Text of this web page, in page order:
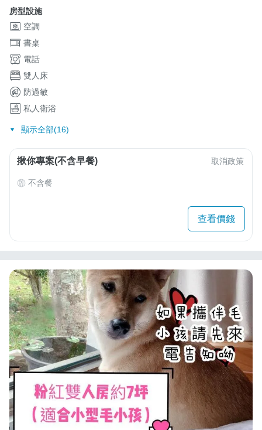
房型設施
空調
書桌
電話
雙人床
防過敏
私人衛浴
顯示全部(16)
揪你專案(不含早餐) 取消政策
不含餐
查看價錢